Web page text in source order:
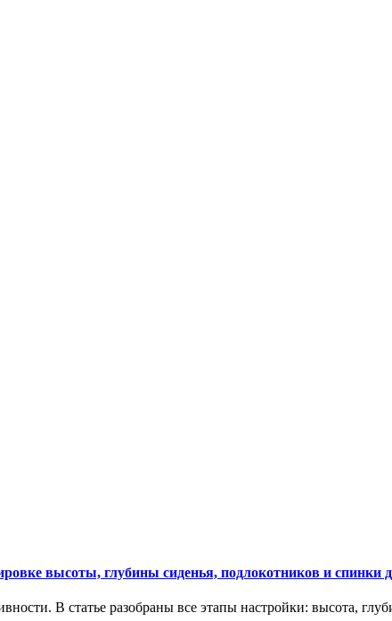
высоты, глубины сиденья, подлокотников и спинки
В статье разобраны все этапы настройки: высота,